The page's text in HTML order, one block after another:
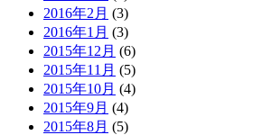
2016年2月 (3)
2016年1月 (3)
2015年12月 (6)
2015年11月 (5)
2015年10月 (4)
2015年9月 (4)
2015年8月 (5)